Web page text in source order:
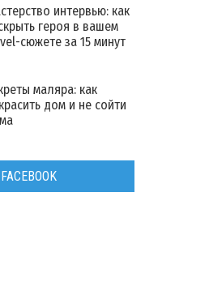
интервью: как
героя в вашем
сюжете за 15 минут
маляра: как
дом и не сойти